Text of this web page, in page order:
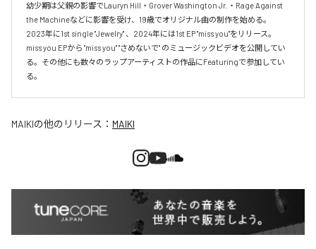
幼少期は父親の影響でLauryn Hill・Grover Washington Jr.・Rage Against
the Machineなどに影響を受け、19歳でオリジナル曲の制作を始める。
2023年に1st single "Jewelry" 、2024年には1st EP "miss you"をリリース。
miss you EPから "miss you" "さめないで" のミュージックビデオを公開してい
る。その他にも数々のラップアーティストの作品にFeaturingで参加してい
る。
MAIKIの他のリリース： MAIKI